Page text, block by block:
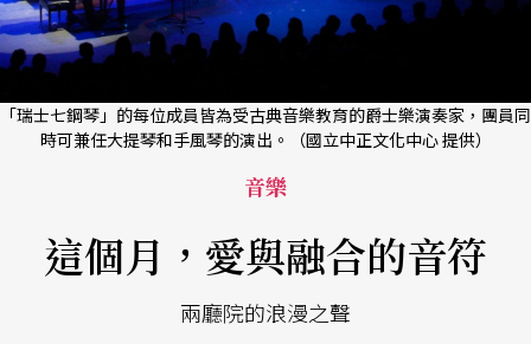
「瑞士七鋼琴」的每位成員皆為受古典音樂教育的爵士樂演奏家，團員同
時可兼任大提琴和手風琴的演出。（國立中正文化中心 提供）
音樂
這個月，愛與融合的音符
兩廳院的浪漫之聲